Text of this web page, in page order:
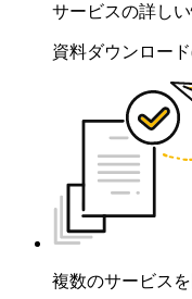
サービスの詳し
資料ダウンロー
複数のサービスを